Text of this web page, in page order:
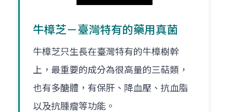
牛樟芝－臺灣特有的藥用真菌
牛樟芝只生長在臺灣特有的牛樟樹幹
上，最重要的成分為很高量的三萜類，
也有多醣體，有保肝、降血壓、抗血脂
以及抗腫瘤等功能。